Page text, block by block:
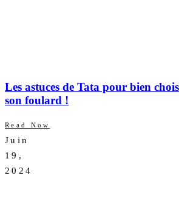
Les astuces de Tata pour bien
son foulard !
Read Now
Juin
19,
2024